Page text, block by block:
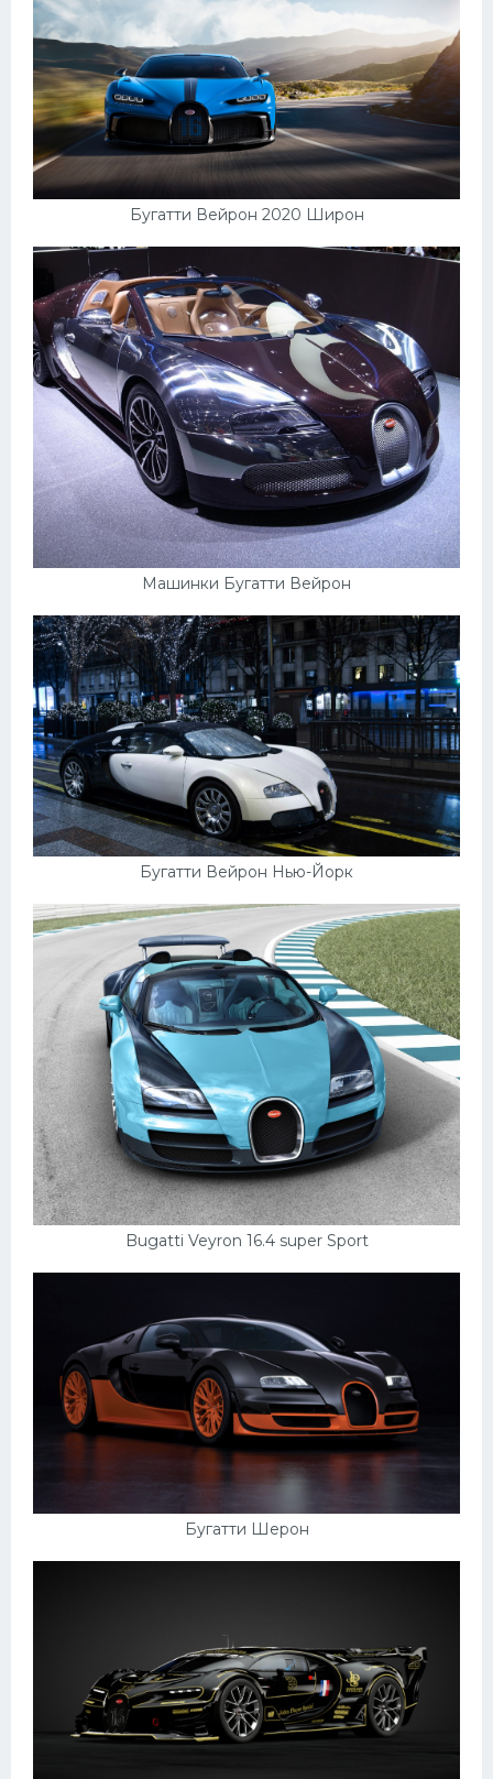
Бугатти Вейрон 2020 Широн
Машинки Бугатти Вейрон
Бугатти Вейрон Нью-Йорк
Bugatti Veyron 16.4 super Sport
Бугатти Шерон